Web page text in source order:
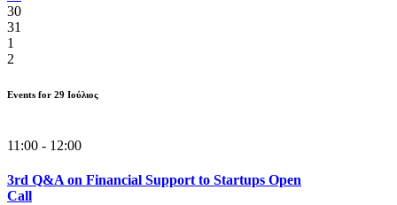
30
31
1
2
Events for 29 Ιούλιος
11:00 - 12:00
3rd Q&A on Financial Support to Startups Open
Call